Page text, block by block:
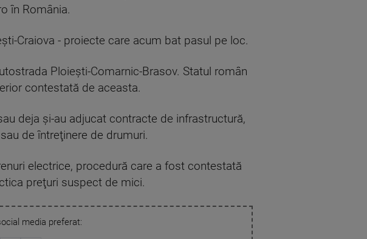
în România.
Craiova - proiecte care acum bat pasul pe loc.
Ploiești-Comarnic-Brasov. Statul român
contestată de aceasta.
deja şi-au adjucat contracte de infrastructură,
de întreţinere de drumuri.
electrice, procedură care a fost contestată
preţuri suspect de mici.
media preferat: